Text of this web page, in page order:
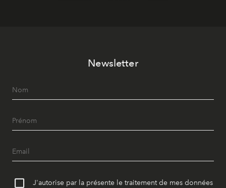
Newsletter
J'autorise par la présente le traitement de mes données